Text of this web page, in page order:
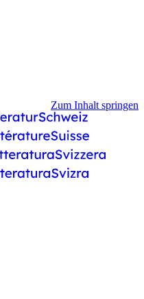
Zum Inhalt springen